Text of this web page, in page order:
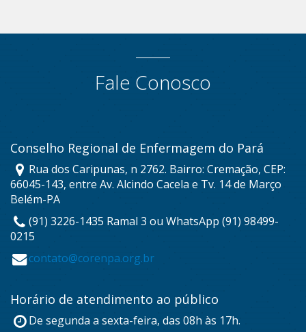
Fale Conosco
Conselho Regional de Enfermagem do Pará
Rua dos Caripunas, n 2762. Bairro: Cremação, CEP:
66045-143, entre Av. Alcindo Cacela e Tv. 14 de Março
Belém-PA
(91) 3226-1435 Ramal 3 ou WhatsApp (91) 98499-
0215
contato@corenpa.org.br
Horário de atendimento ao público
De segunda a sexta-feira, das 08h às 17h.